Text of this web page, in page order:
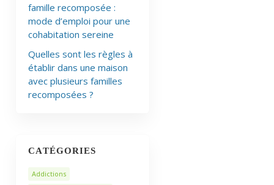
famille recomposée :
mode d’emploi pour une
cohabitation sereine
Quelles sont les règles à
établir dans une maison
avec plusieurs familles
recomposées ?
CATÉGORIES
Addictions